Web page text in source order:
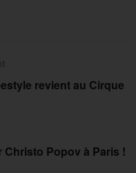
revient au Cirque
Popov à Paris !